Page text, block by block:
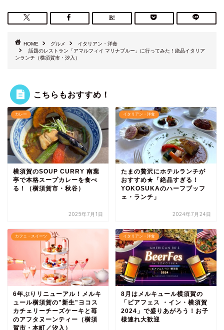
HOME グルメ
イタリアン・洋食
話題のレストラン「アマルフィイ マリナブルー」に行ってみた！絶品イタリア
ンランチ（横須賀市・汐入）
こちらもおすすめ！
カレー
横須賀のSOUP CURRY 南葉
亭で本格スープカレーを食べ
る！（横須賀市・秋谷）
2025年7月1日
イタリアン・洋食
たまの贅沢にホテルランチが
おすすめ★「絶品すぎる！
YOKOSUKAのハーフブッフ
ェ・ランチ」
2024年7月24日
カフェ・スイーツ
6年ぶりリニューアル！メルキ
ュール横須賀の"新生"ヨコス
カチェリーチーズケーキと苺
のアフタヌーンティー（横須
賀市・本町／汐入）
イタリアン・洋食
8月はメルキュール横須賀の
「ビアフェス ・イン・横須賀
2024」で盛りあがろう！お子
様連れ大歓迎